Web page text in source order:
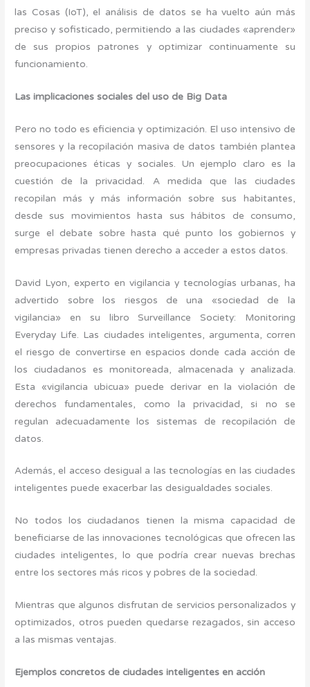
las Cosas (IoT), el análisis de datos se ha vuelto aún más
preciso y sofisticado, permitiendo a las ciudades «aprender»
de sus propios patrones y optimizar continuamente su
funcionamiento.
Las implicaciones sociales del uso de Big Data
Pero no todo es eficiencia y optimización. El uso intensivo de
sensores y la recopilación masiva de datos también plantea
preocupaciones éticas y sociales. Un ejemplo claro es la
cuestión de la privacidad. A medida que las ciudades
recopilan más y más información sobre sus habitantes,
desde sus movimientos hasta sus hábitos de consumo,
surge el debate sobre hasta qué punto los gobiernos y
empresas privadas tienen derecho a acceder a estos datos.
David Lyon, experto en vigilancia y tecnologías urbanas, ha
advertido sobre los riesgos de una «sociedad de la
vigilancia» en su libro Surveillance Society: Monitoring
Everyday Life. Las ciudades inteligentes, argumenta, corren
el riesgo de convertirse en espacios donde cada acción de
los ciudadanos es monitoreada, almacenada y analizada.
Esta «vigilancia ubicua» puede derivar en la violación de
derechos fundamentales, como la privacidad, si no se
regulan adecuadamente los sistemas de recopilación de
datos.
Además, el acceso desigual a las tecnologías en las ciudades
inteligentes puede exacerbar las desigualdades sociales.
No todos los ciudadanos tienen la misma capacidad de
beneficiarse de las innovaciones tecnológicas que ofrecen las
ciudades inteligentes, lo que podría crear nuevas brechas
entre los sectores más ricos y pobres de la sociedad.
Mientras que algunos disfrutan de servicios personalizados y
optimizados, otros pueden quedarse rezagados, sin acceso
a las mismas ventajas.
Ejemplos concretos de ciudades inteligentes en acción